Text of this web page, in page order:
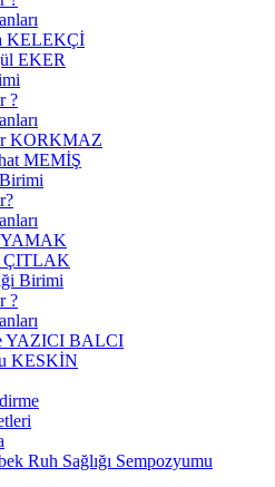
KELEKÇİ
EKER
?
KORKMAZ
MEMİŞ
ÇITLAK
Birimi
?
YAZICI BALCI
KESKİN
Ruh Sağlığı Sempozyumu